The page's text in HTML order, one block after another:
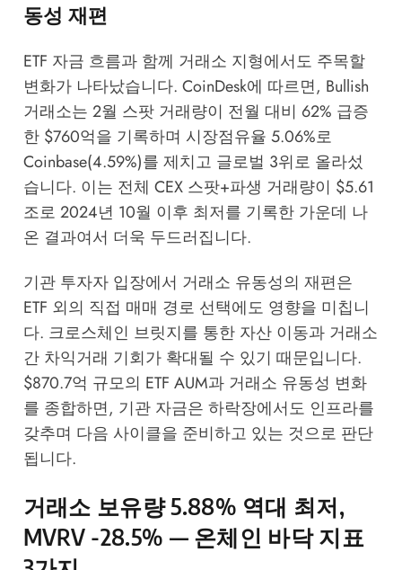
동성 재편
ETF 자금 흐름과 함께 거래소 지형에서도 주목할
변화가 나타났습니다. CoinDesk에 따르면, Bullish
거래소는 2월 스팟 거래량이 전월 대비 62% 급증
한 $760억을 기록하며 시장점유율 5.06%로
Coinbase(4.59%)를 제치고 글로벌 3위로 올라섰
습니다. 이는 전체 CEX 스팟+파생 거래량이 $5.61
조로 2024년 10월 이후 최저를 기록한 가운데 나
온 결과여서 더욱 두드러집니다.
기관 투자자 입장에서 거래소 유동성의 재편은
ETF 외의 직접 매매 경로 선택에도 영향을 미칩니
다. 크로스체인 브릿지를 통한 자산 이동과 거래소
간 차익거래 기회가 확대될 수 있기 때문입니다.
$870.7억 규모의 ETF AUM과 거래소 유동성 변화
를 종합하면, 기관 자금은 하락장에서도 인프라를
갖추며 다음 사이클을 준비하고 있는 것으로 판단
됩니다.
거래소 보유량 5.88% 역대 최저,
MVRV -28.5% — 온체인 바닥 지표